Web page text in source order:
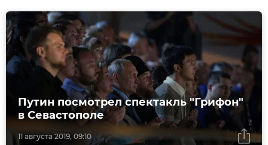
11 августа 2019, 09:10
Путин посмотрел спектакль "Грифон"
в Севастополе